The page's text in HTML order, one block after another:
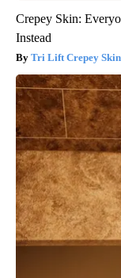
Crepey Skin:
Instead
Tri Lift Crepey Skin